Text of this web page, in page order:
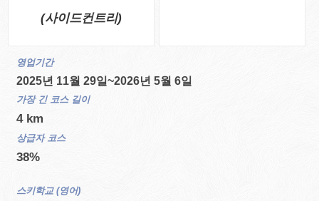
(사이드컨트리)
영업기간
2025년 11월 29일~2026년 5월 6일
가장 긴 코스 길이
4 km
상급자 코스
38%
스키학교 (영어)